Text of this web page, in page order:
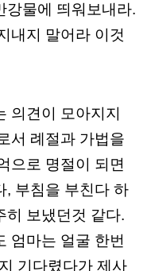
강물에 띄워보내라.
내지 말어라 이것
의견이 모아지지
서 례절과 가법을
으로 명절이 되면
, 부침을 부친다 하
히 보냈던것 같다.
엄마는 얼굴 한번
기다렸다가 제사